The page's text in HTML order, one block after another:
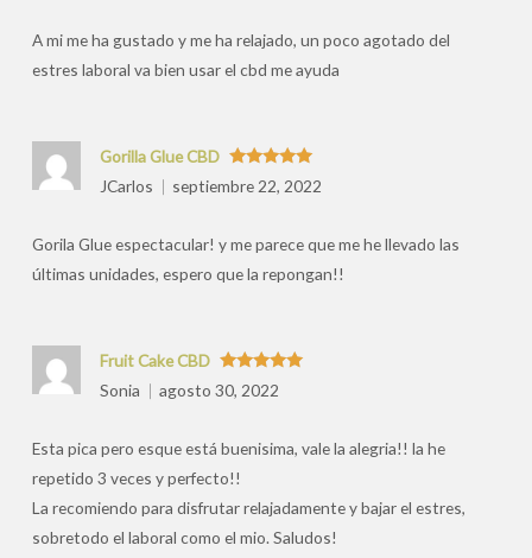
A mi me ha gustado y me ha relajado, un poco agotado del
estres laboral va bien usar el cbd me ayuda
Valorado
con5de 5
Gorilla Glue CBD
JCarlos
septiembre 22, 2022
Gorila Glue espectacular! y me parece que me he llevado las
últimas unidades, espero que la repongan!!
Valorado
con5de 5
Fruit Cake CBD
Sonia
agosto 30, 2022
Esta pica pero esque está buenisima, vale la alegria!! la he
repetido 3 veces y perfecto!!
La recomiendo para disfrutar relajadamente y bajar el estres,
sobretodo el laboral como el mio. Saludos!